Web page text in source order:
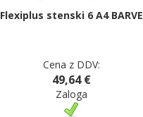
Flexiplus stenski 6 A4 BARVE
Cena z DDV:
49,64 €
Zaloga